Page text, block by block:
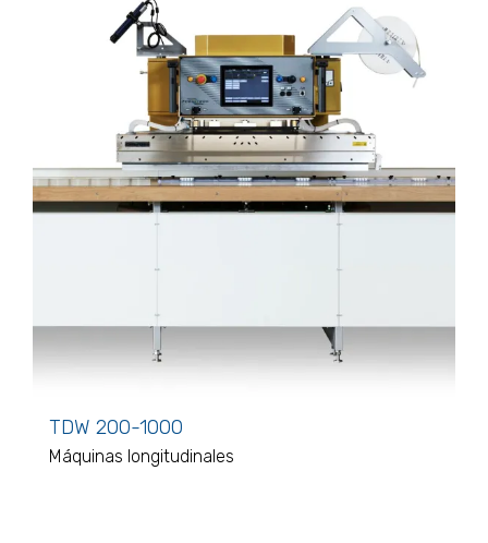
TDW 200-1000
Máquinas longitudinales